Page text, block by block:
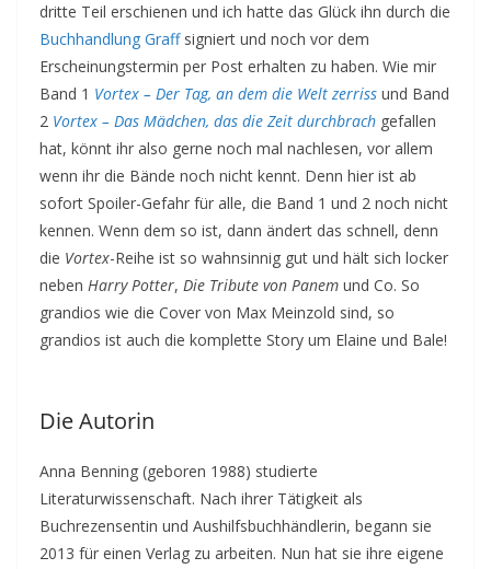
dritte Teil erschienen und ich hatte das Glück ihn durch die
Buchhandlung Graffsigniert und noch vor dem
Erscheinungstermin per Post erhalten zu haben. Wie mir
Band 1 Vortex – Der Tag, an dem die Welt zerriss und Band
2 Vortex – Das Mädchen, das die Zeit durchbrach gefallen
hat, könnt ihr also gerne noch mal nachlesen, vor allem
wenn ihr die Bände noch nicht kennt. Denn hier ist ab
sofort Spoiler-Gefahr für alle, die Band 1 und 2 noch nicht
kennen. Wenn dem so ist, dann ändert das schnell, denn
die Vortex-Reihe ist so wahnsinnig gut und hält sich locker
neben Harry Potter, Die Tribute von Panem und Co. So
grandios wie die Cover von Max Meinzold sind, so
grandios ist auch die komplette Story um Elaine und Bale!
Die Autorin
Anna Benning (geboren 1988) studierte
Literaturwissenschaft. Nach ihrer Tätigkeit als
Buchrezensentin und Aushilfsbuchhändlerin, begann sie
2013 für einen Verlag zu arbeiten. Nun hat sie ihre eigene